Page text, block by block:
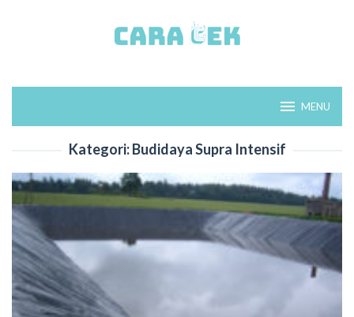
MENU
Kategori:Budidaya Supra Intensif